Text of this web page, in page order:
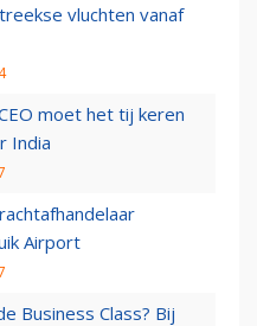
vluchten vanaf
moet het tij keren
India
Airport
Business Class? Bij